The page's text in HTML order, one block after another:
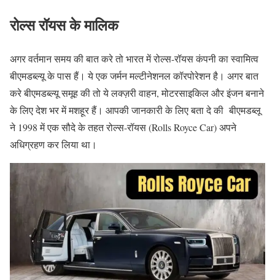
रोल्स रॉयस के मालिक
अगर वर्तमान समय की बात करे तो भारत में रोल्स-रॉयस कंपनी का स्वामित्व
बीएमडब्ल्यू के पास हैं। ये एक जर्मन मल्टीनेशनल कॉरपोरेशन है। अगर बात
करे बीएमडब्ल्यू समूह की तो ये लक्ज़री वाहन, मोटरसाइकिल और इंजन बनाने
के लिए देश भर में मशहूर हैं। आपकी जानकारी के लिए बता दे की बीएमडब्लू
ने 1998 में एक सौदे के तहत रोल्स-रॉयस (Rolls Royce Car) अपने
अधिग्रहण कर लिया था।